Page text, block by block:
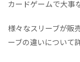
カードゲームで大事
様々なスリーブが販
ーブの違いについて